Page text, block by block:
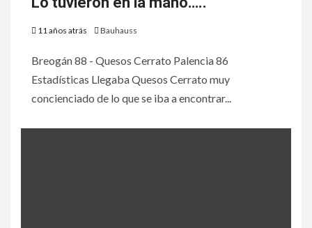
11 años atrás Bauhauss
Breogán 88 - Quesos Cerrato Palencia 86
Estadísticas Llegaba Quesos Cerrato muy
concienciado de lo que se iba a encontrar...